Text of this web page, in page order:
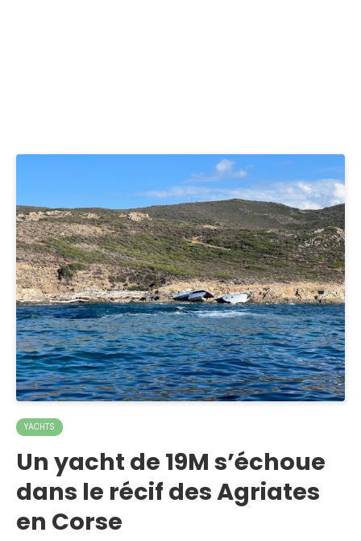
YACHTS
Un yacht de 19M s’échoue
dans le récif des Agriates
en Corse